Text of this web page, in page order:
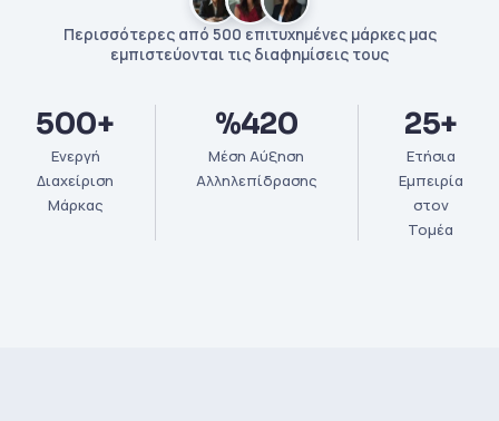
Περισσότερες από 500 επιτυχημένες μάρκες μας
εμπιστεύονται τις διαφημίσεις τους
500+
Ενεργή
Διαχείριση
Μάρκας
%420
Μέση Αύξηση
Αλληλεπίδρασης
25+
Ετήσια
Εμπειρία
στον
Τομέα